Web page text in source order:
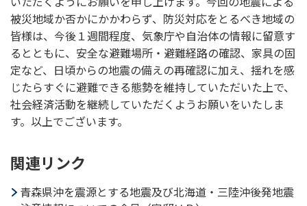
被災地域か否かにかかわらず、防災対応をとるべき地域の
皆様は、今後１週間程度、気象庁や自治体の情報に留意す
るとともに、安全な避難場所・避難経路の確認、家具の固
定など、日頃からの地震の備えの再確認に加え、揺れを感
じたらすぐに避難できる態勢を維持していただいた上で、
社会経済活動を継続していただくようお願いをいたしま
す。以上でございます。
関連リンク
青森県沖を震源とする地震及び北海道・三陸沖後発地震